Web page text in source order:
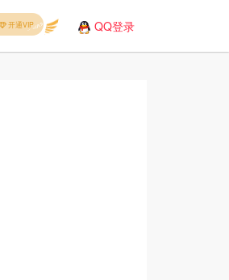
QQ登录
开通VIP